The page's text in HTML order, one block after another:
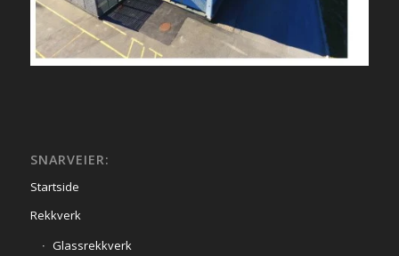
SNARVEIER:
Startside
Rekkverk
Glassrekkverk